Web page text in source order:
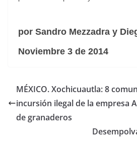
por Sandro Mezzadra y
Noviembre 3 de 2014
MÉXICO. Xochicuautla: 8
incursión ilegal de la empresa
de granaderos